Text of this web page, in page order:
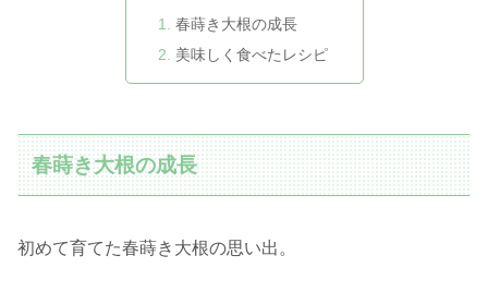
春蒔き大根の成長
美味しく食べたレシピ
春蒔き大根の成長
初めて育てた春蒔き大根の思い出。